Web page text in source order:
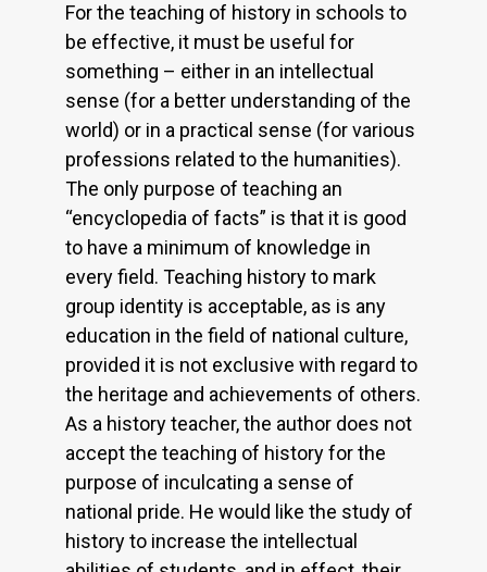
For the teaching of history in schools to
be effective, it must be useful for
something – either in an intellectual
sense (for a better understanding of the
world) or in a practical sense (for various
professions related to the humanities).
The only purpose of teaching an
“encyclopedia of facts” is that it is good
to have a minimum of knowledge in
every field. Teaching history to mark
group identity is acceptable, as is any
education in the field of national culture,
provided it is not exclusive with regard to
the heritage and achievements of others.
As a history teacher, the author does not
accept the teaching of history for the
purpose of inculcating a sense of
national pride. He would like the study of
history to increase the intellectual